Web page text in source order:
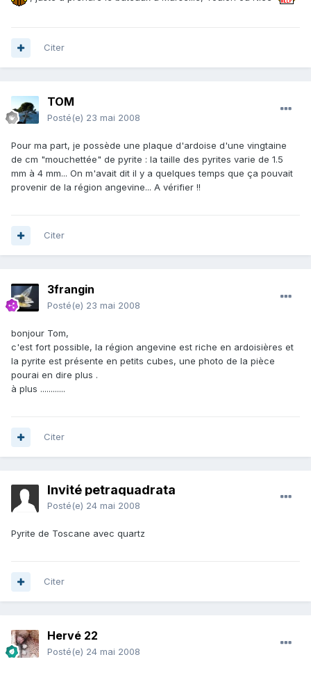
Citer
TOM
Posté(e) 23 mai 2008
Pour ma part, je possède une plaque d'ardoise d'une vingtaine
de cm "mouchettée" de pyrite : la taille des pyrites varie de 1.5
mm à 4 mm... On m'avait dit il y a quelques temps que ça pouvait
provenir de la région angevine... A vérifier !!
Citer
3frangin
Posté(e) 23 mai 2008
bonjour Tom,
c'est fort possible, la région angevine est riche en ardoisières et
la pyrite est présente en petits cubes, une photo de la pièce
pourai en dire plus .
à plus ............
Citer
Invité petraquadrata
Posté(e) 24 mai 2008
Pyrite de Toscane avec quartz
Citer
Hervé 22
Posté(e) 24 mai 2008